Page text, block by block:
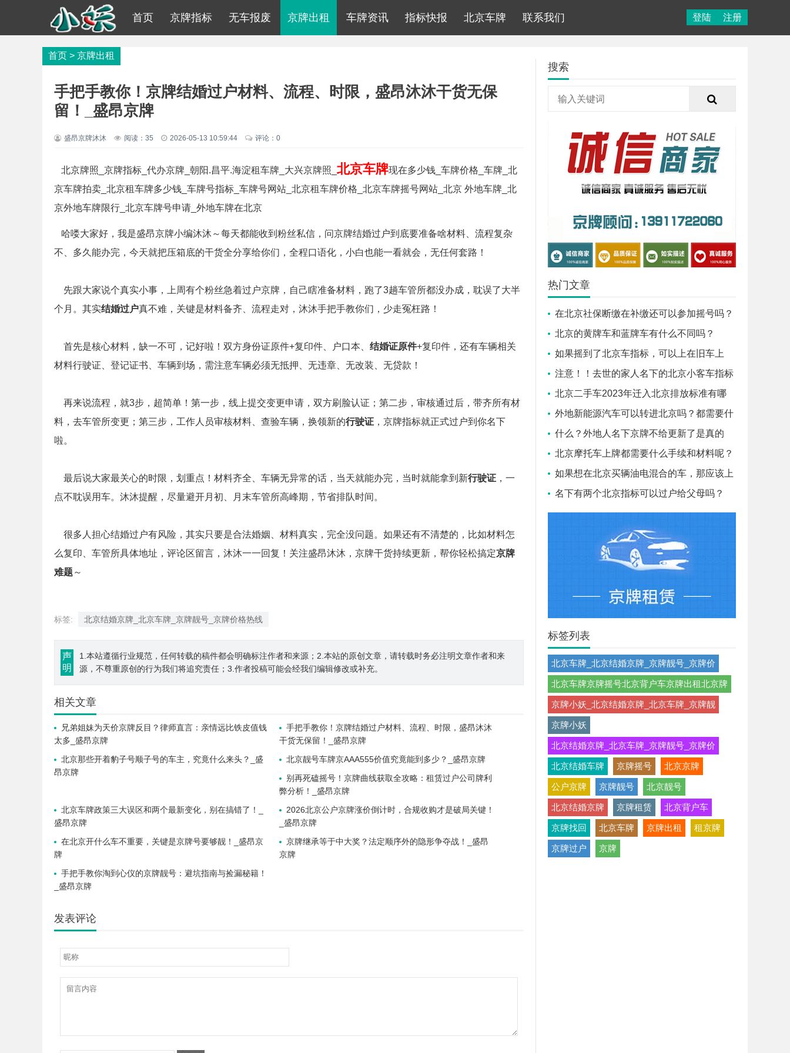
首页 京牌指标 无车报废 京牌出租 车牌资讯 指标快报 北京车牌 联系我们 登陆 注册
首页 > 京牌出租
手把手教你！京牌结婚过户材料、流程、时限，盛昂沐沐干货无保
留！_盛昂京牌
盛昂京牌沐沐 阅读： 35 2026-05-13 10:59:44 评论：0
北京牌照_京牌指标_代办京牌_朝阳.昌平.海淀租车牌_大兴京牌照_ 北京车牌现在多少钱_车牌价格_车牌_北
京车牌拍卖_北京租车牌多少钱_车牌号指标_车牌号网站_北京租车牌价格_北京车牌摇号网站_北京 外地车牌_北
京外地车牌限行_北京车牌号申请_外地车牌在北京
哈喽大家好，我是盛昂京牌小编沐沐～每天都能收到粉丝私信，问京牌结婚过户到底要准备啥材料、流程复杂
不、多久能办完，今天就把压箱底的干货全分享给你们，全程口语化，小白也能一看就会，无任何套路！
先跟大家说个真实小事，上周有个粉丝急着过户京牌，自己瞎准备材料，跑了3趟车管所都没办成，耽误了大半
个月。其实结婚过户真不难，关键是材料备齐、流程走对，沐沐手把手教你们，少走冤枉路！
首先是核心材料，缺一不可，记好啦！双方身份证原件+复印件、户口本、 结婚证原件+复印件，还有车辆相关
材料行驶证、登记证书、车辆到场，需注意车辆必须无抵押、无违章、无改装、无贷款！
再来说流程，就3步，超简单！第一步，线上提交变更申请，双方刷脸认证；第二步，审核通过后，带齐所有材
料，去车管所变更；第三步，工作人员审核材料、查验车辆，换领新的行驶证 ，京牌指标就正式过户到你名下
啦。
最后说大家最关心的时限，划重点！材料齐全、车辆无异常的话，当天就能办完，当时就能拿到新行驶证 ，一
点不耽误用车。沐沐提醒，尽量避开月初、月末车管所高峰期，节省排队时间。
很多人担心结婚过户有风险，其实只要是合法婚姻、材料真实，完全没问题。如果还有不清楚的，比如材料怎
么复印、车管所具体地址，评论区留言，沐沐一一回复！关注盛昂沐沐，京牌干货持续更新，帮你轻松搞定京牌
难题～
标签: 北京结婚京牌_北京车牌_京牌靓号_京牌价格热线
声
明
1.本站遵循行业规范，任何转载的稿件都会明确标注作者和来源；2.本站的原创文章，请转载时务必注明文章作者和来
源，不尊重原创的行为我们将追究责任；3.作者投稿可能会经我们编辑修改或补充。
相关文章
兄弟姐妹为天价京牌反目？律师直言：亲情远比铁皮值钱
太多_盛昂京牌
手把手教你！京牌结婚过户材料、流程、时限，盛昂沐沐
干货无保留！_盛昂京牌
北京那些开着豹子号顺子号的车主，究竟什么来头？_盛
昂京牌
北京靓号车牌京AAA555价值究竟能到多少？_盛昂京牌
别再死磕摇号！京牌曲线获取全攻略：租赁过户公司牌利
弊分析！_盛昂京牌
北京车牌政策三大误区和两个最新变化，别在搞错了！_
盛昂京牌
2026北京公户京牌涨价倒计时，合规收购才是破局关键！
_盛昂京牌
在北京开什么车不重要，关键是京牌号要够靓！_盛昂京
牌
京牌继承等于中大奖？法定顺序外的隐形争夺战！_盛昂
京牌
手把手教你淘到心仪的京牌靓号：避坑指南与捡漏秘籍！
_盛昂京牌
发表评论
搜索
热门文章
在北京社保断缴在补缴还可以参加摇号吗？
北京的黄牌车和蓝牌车有什么不同吗？
如果摇到了北京车指标，可以上在旧车上
吗？
注意！！去世的家人名下的北京小客车指标
需要怎么做才能过户给子
北京二手车2023年迁入北京排放标准有哪
些？盛昂小编告诉您！
外地新能源汽车可以转进北京吗？都需要什
么条件？
什么？外地人名下京牌不给更新了是真的
吗？
北京摩托车上牌都需要什么手续和材料呢？
如果想在北京买辆油电混合的车，那应该上
蓝牌还是绿牌？
名下有两个北京指标可以过户给父母吗？
标签列表
北京车牌_北京结婚京牌_京牌靓号_京牌价
北京车牌京牌摇号北京背户车京牌出租北京牌
京牌小妖_北京结婚京牌_北京车牌_京牌靓
京牌小妖
北京结婚京牌_北京车牌_京牌靓号_京牌价
北京结婚车牌 京牌摇号 北京京牌
公户京牌 京牌靓号 北京靓号
北京结婚京牌 京牌租赁 北京背户车
京牌找回 北京车牌 京牌出租 租京牌
京牌过户 京牌